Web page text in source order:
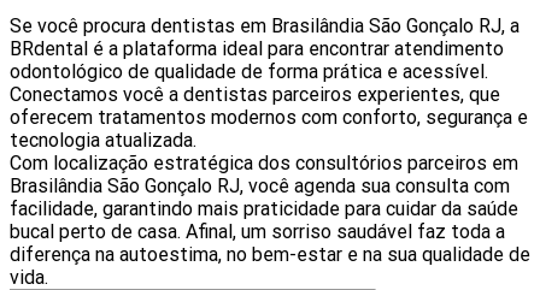
Se você procura dentistas em Brasilândia São Gonçalo RJ, a
BRdental é a plataforma ideal para encontrar atendimento
odontológico de qualidade de forma prática e acessível.
Conectamos você a dentistas parceiros experientes, que
oferecem tratamentos modernos com conforto, segurança e
tecnologia atualizada.
Com localização estratégica dos consultórios parceiros em
Brasilândia São Gonçalo RJ, você agenda sua consulta com
facilidade, garantindo mais praticidade para cuidar da saúde
bucal perto de casa. Afinal, um sorriso saudável faz toda a
diferença na autoestima, no bem-estar e na sua qualidade de
vida.